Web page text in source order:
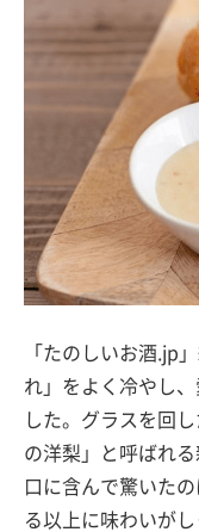
「たのしいお酒.jp
れ」をよく冷やし
した。グラスを回
の洋梨」と呼ばれ
口に含んで驚いた
る以上に味わいが